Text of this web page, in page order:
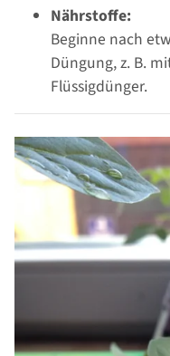
Nährstoffe:
Beginne nach
Düngung, z. B.
Flüssigdünger.